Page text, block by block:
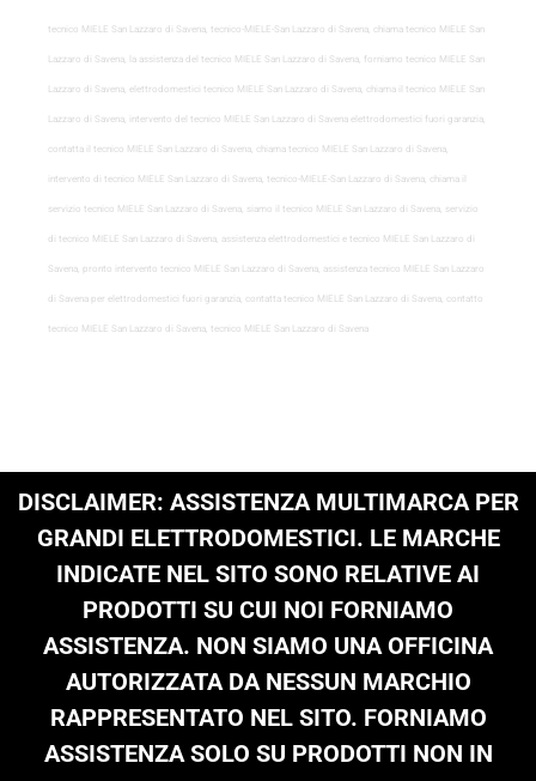
tecnico MIELE San Lazzaro di Savena, tecnico-MIELE-San Lazzaro di Savena, chiama tecnico MIELE San
Lazzaro di Savena, la assistenza del tecnico MIELE San Lazzaro di Savena, forniamo tecnico MIELE San
Lazzaro di Savena, elettrodomestici tecnico MIELE San Lazzaro di Savena, chiama il tecnico MIELE San
Lazzaro di Savena, intervento del tecnico MIELE San Lazzaro di Savena elettrodomestici fuori garanzia,
contatta il tecnico MIELE San Lazzaro di Savena, chiama tecnico MIELE San Lazzaro di Savena,
intervento di tecnico MIELE San Lazzaro di Savena, tecnico-MIELE-San Lazzaro di Savena, chiama il
servizio tecnico MIELE San Lazzaro di Savena, siamo il tecnico MIELE San Lazzaro di Savena, servizio
di tecnico MIELE San Lazzaro di Savena, assistenza elettrodomestici e tecnico MIELE San Lazzaro di
Savena, pronto intervento tecnico MIELE San Lazzaro di Savena, assistenza tecnico MIELE San Lazzaro
di Savena per elettrodomestici fuori garanzia, contatta tecnico MIELE San Lazzaro di Savena, contatto
tecnico MIELE San Lazzaro di Savena, tecnico MIELE San Lazzaro di Savena
DISCLAIMER: ASSISTENZA MULTIMARCA PER
GRANDI ELETTRODOMESTICI. LE MARCHE
INDICATE NEL SITO SONO RELATIVE AI
PRODOTTI SU CUI NOI FORNIAMO
ASSISTENZA. NON SIAMO UNA OFFICINA
AUTORIZZATA DA NESSUN MARCHIO
RAPPRESENTATO NEL SITO. FORNIAMO
ASSISTENZA SOLO SU PRODOTTI NON IN